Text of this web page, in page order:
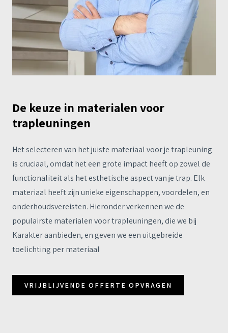
De keuze in materialen voor
trapleuningen
Het selecteren van het juiste materiaal voor je trapleuning
is cruciaal, omdat het een grote impact heeft op zowel de
functionaliteit als het esthetische aspect van je trap. Elk
materiaal heeft zijn unieke eigenschappen, voordelen, en
onderhoudsvereisten. Hieronder verkennen we de
populairste materialen voor trapleuningen, die we bij
Karakter aanbieden, en geven we een uitgebreide
toelichting per materiaal
VRIJBLIJVENDE OFFERTE OPVRAGEN